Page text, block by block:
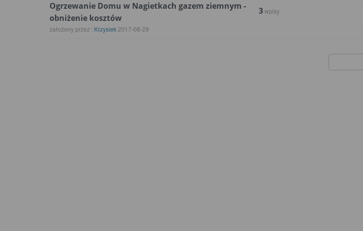
Ogrzewanie Domu w Nagietkach gazem ziemnym -
obniżenie kosztów
założony przez : Krzysiek 2017-08-29
3wpisy